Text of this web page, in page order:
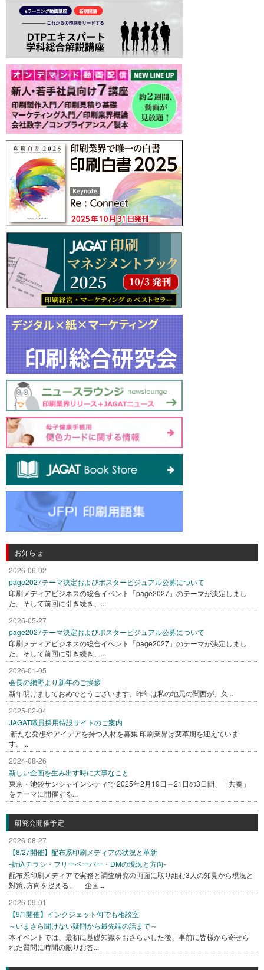
お知らせ
2026-06-02
page2027テーマ決定およびポスタービジュアル公募について
印刷メディアビジネスの総合イベント「page2027」のテーマが決定しまし
た。そして前回に引き続き、...
2026-05-27
page2027テーマ決定およびポスタービジュアル公募について
印刷メディアビジネスの総合イベント「page2027」のテーマが決定しまし
た。そして前回に引き続き、...
2026-01-05
会長の網野より新年のご挨拶
新年明けましておめでとうございます。昨年は私の地元の関西が、久...
2025-02-04
JAGAT職員採用特設サイトのご案内
新たな発想やアイデアを持つ人材を募集 印刷業界は変革期を迎えていま
す。...
2024-08-26
新しい企画を生み出す時に大事なこと
東京・池袋サンシャインシティで 2025年2月19日～21日の3日間、「共奏」
をテーマに開催する...
研究会開催予定
2026-08-27
【8/27開催】配布系印刷メディアの状況と革新
-折込チラシ・フリーペーパー・DMの現況と方向-
配布系印刷メディアで実務と調査研究の両面に取り組む3人の知見から現況と
対策､方向を捉える。 企画...
2026-09-01
【9/1開催】インクジェット何でも相談室
～いまさら聞けない疑問から最先端の話まで～
本イベントでは、最初に基礎知識をおさらいした後、事前に皆様から寄せら
れた質問に時間の限りお答...